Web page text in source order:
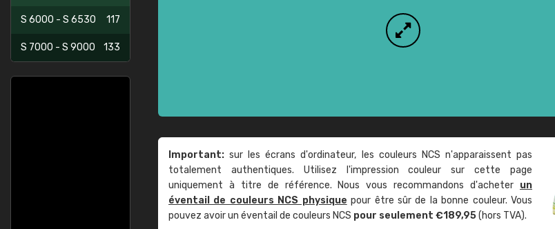
S 6000 - S 6530 117
S 7000 - S 9000 133
Important: sur les écrans d'ordinateur, les couleurs NCS n'apparaissent pas
totalement authentiques. Utilisez l'impression couleur sur cette page
uniquement à titre de référence. Nous vous recommandons d'acheter un
éventail de couleurs NCS physique pour être sûr de la bonne couleur. Vous
pouvez avoir un éventail de couleurs NCS pour seulement €189,95(hors TVA).